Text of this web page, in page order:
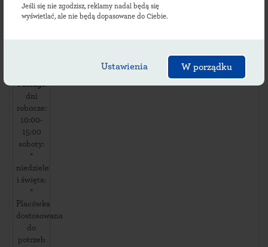
Jeśli się nie zgodzisz, reklamy nadal będą się
wyświetlać, ale nie będą dopasowane do Ciebie.
Ustawienia W porządku
Słupowa
i usługi:
dni
robocze:
10:00-
15:00
soboty:
*
niedziele
i święta:
*
Placówka
dostosowana
do
potrzeb